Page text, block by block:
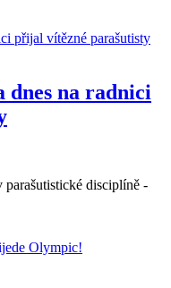
na radnici
parašutistické disciplíně -